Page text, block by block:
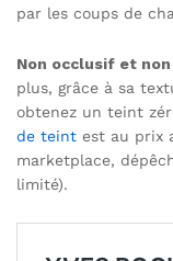
par les coups de
Non occlusif et
plus, grâce à sa
obtenez un teint
de teint est au prix
marketplace,
limité).